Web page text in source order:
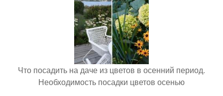
Что посадить на даче из цветов в осенний период.
Необходимость посадки цветов осенью